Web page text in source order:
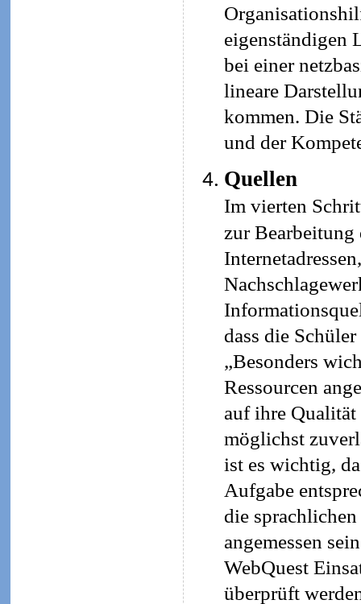
eigenständigen
bei einer
lineare
kommen. Die
und der
Quellen
Im vierten
zur Bearbeitung
dass die
„Besonders
Ressourcen
auf ihre
möglichst
ist es wichtig,
Aufgabe
die
angemessen
WebQuest
überprüft